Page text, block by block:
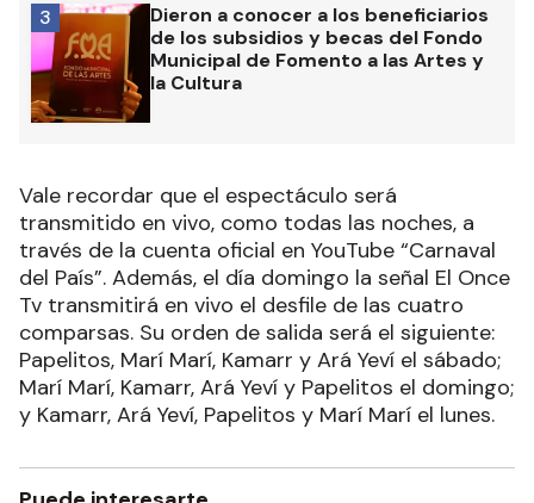
Dieron a conocer a los beneficiarios
de los subsidios y becas del Fondo
Municipal de Fomento a las Artes y
la Cultura
3
Vale recordar que el espectáculo será
transmitido en vivo, como todas las noches, a
través de la cuenta oficial en YouTube “Carnaval
del País”. Además, el día domingo la señal El Once
Tv transmitirá en vivo el desfile de las cuatro
comparsas. Su orden de salida será el siguiente:
Papelitos, Marí Marí, Kamarr y Ará Yeví el sábado;
Marí Marí, Kamarr, Ará Yeví y Papelitos el domingo;
y Kamarr, Ará Yeví, Papelitos y Marí Marí el lunes.